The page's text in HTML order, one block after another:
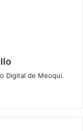
Digital de Meoqui.